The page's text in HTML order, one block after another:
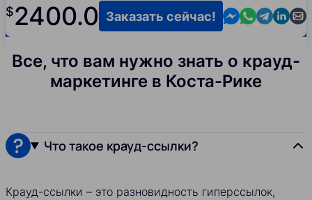
$2400.0 Contact us in
Contact us
Contact
Заказать сейчас!
Все, что вам нужно знать о крауд-
маркетинге в Коста-Рике
Что такое крауд-ссылки?
Крауд-ссылки – это разновидность гиперссылок,